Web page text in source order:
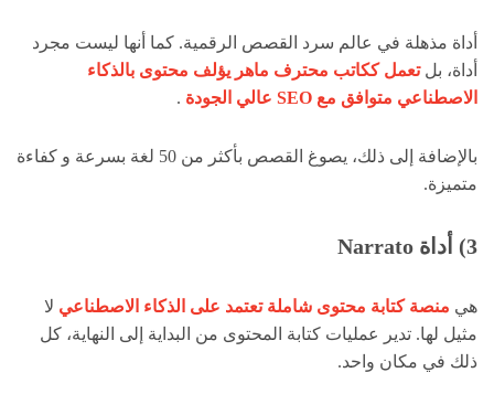
أداة مذهلة في عالم سرد القصص الرقمية. كما أنها ليست مجرد
أداة، بلتعمل ككاتب محترف ماهر يؤلف محتوى بالذكاء
الاصطناعي متوافق مع SEO عالي الجودة
.
بالإضافة إلى ذلك، يصوغ القصص بأكثر من 50 لغة بسرعة و كفاءة
متميزة.
3) أداة Narrato
هي منصة كتابة محتوى شاملة تعتمد على الذكاء الاصطناعي لا
مثيل لها. تدير عمليات كتابة المحتوى من البداية إلى النهاية، كل
ذلك في مكان واحد.